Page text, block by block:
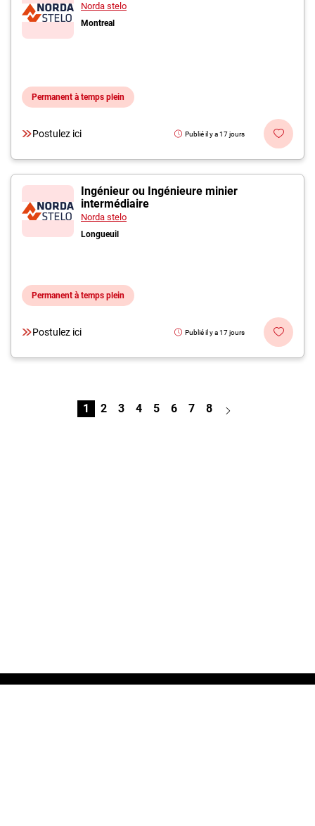
Norda stelo
Montreal
Permanent à temps plein
Postulez ici Publié il y a 17 jours
Ingénieur ou Ingénieure minier
intermédiaire
Norda stelo
Longueuil
Permanent à temps plein
Postulez ici Publié il y a 17 jours
1 2 3 4 5 6 7 8